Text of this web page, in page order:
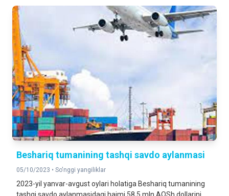
Beshariq tumanining tashqi savdo aylanmasi
05/10/2023 • So'nggi yangiliklar
2023-yil yanvar-avgust oylari holatiga Beshariq tumanining